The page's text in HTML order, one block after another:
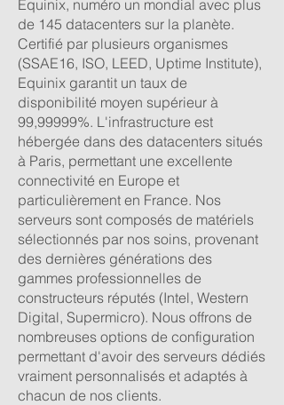
Equinix, numéro un mondial avec plus
de 145 datacenters sur la planète.
Certifié par plusieurs organismes
(SSAE16, ISO, LEED, Uptime Institute),
Equinix garantit un taux de
disponibilité moyen supérieur à
99,99999%. L'infrastructure est
hébergée dans des datacenters situés
à Paris, permettant une excellente
connectivité en Europe et
particulièrement en France. Nos
serveurs sont composés de matériels
sélectionnés par nos soins, provenant
des dernières générations des
gammes professionnelles de
constructeurs réputés (Intel, Western
Digital, Supermicro). Nous offrons de
nombreuses options de configuration
permettant d'avoir des serveurs dédiés
vraiment personnalisés et adaptés à
chacun de nos clients.